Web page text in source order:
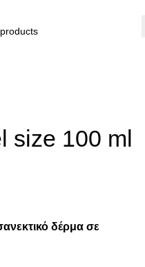
size 100 ml
δέρμα σε